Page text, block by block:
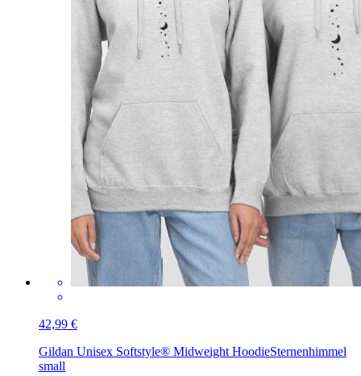
42,99 €
Gildan Unisex Softstyle® Midweight HoodieSternenhimmel
small